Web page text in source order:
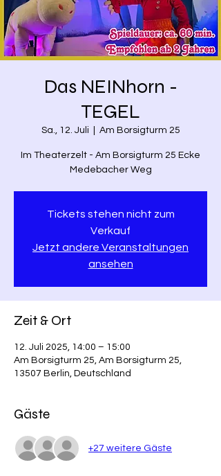
Das NEINhorn -
TEGEL
Sa., 12. Juli Am Borsigturm 25
Im Theaterzelt - Am Borsigturm 25 Ecke
Medebacher Weg
Tickets stehen nicht zum
Verkauf
Jetzt andere Veranstaltungen
ansehen
Zeit & Ort
12. Juli 2025, 14:00 – 15:00
Am Borsigturm 25, Am Borsigturm 25,
13507 Berlin, Deutschland
Gäste
+27 weitere Gäste